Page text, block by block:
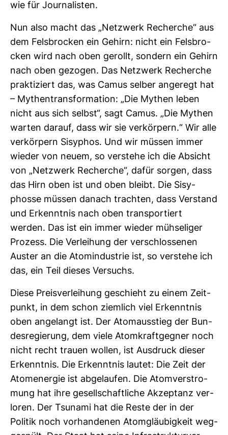
wie für Jour­na­listen.
Nun also macht das „Netz­werk Recherche“ aus
dem Fels­bro­cken ein Gehirn: nicht ein Fels­bro­
cken wird nach oben gerollt, son­dern ein Gehirn
nach oben gezogen. Das Netz­werk Recherche
prak­ti­ziert das, was Camus selber ange­regt hat
– Mythen­trans­for­ma­tion: „Die Mythen leben
nicht aus sich selbst“, sagt Camus. „Die Mythen
warten darauf, dass wir sie ver­kör­pern.“ Wir alle
ver­kör­pern Sisy­phos. Und wir müssen immer
wieder von neuem, so ver­stehe ich die Absicht
von „Netz­werk Recherche“, dafür sorgen, dass
das Hirn oben ist und oben bleibt. Die Sisy­
phosse müssen danach trachten, dass Ver­stand
und Erkenntnis nach oben trans­por­tiert
werden. Das ist ein immer wieder müh­se­liger
Pro­zess. Die Ver­lei­hung der ver­schlos­senen
Auster an die Atom­in­dus­trie ist, so ver­stehe ich
das, ein Teil dieses Ver­suchs.
Diese Preis­ver­lei­hung geschieht zu einem Zeit­
punkt, in dem schon ziem­lich viel Erkenntnis
oben ange­langt ist. Der Atom­aus­stieg der Bun­
des­re­gie­rung, dem viele Atom­kraft­gegner noch
nicht recht trauen wollen, ist Aus­druck dieser
Erkenntnis. Die Erkenntnis lautet: Die Zeit der
Atom­energie ist abge­laufen. Die Atom­ver­stro­
mung hat ihre gesell­schaft­liche Akzep­tanz ver­
loren. Der Tsu­nami hat die Reste der in der
Politik noch vor­han­denen Atom­gläu­big­keit weg­